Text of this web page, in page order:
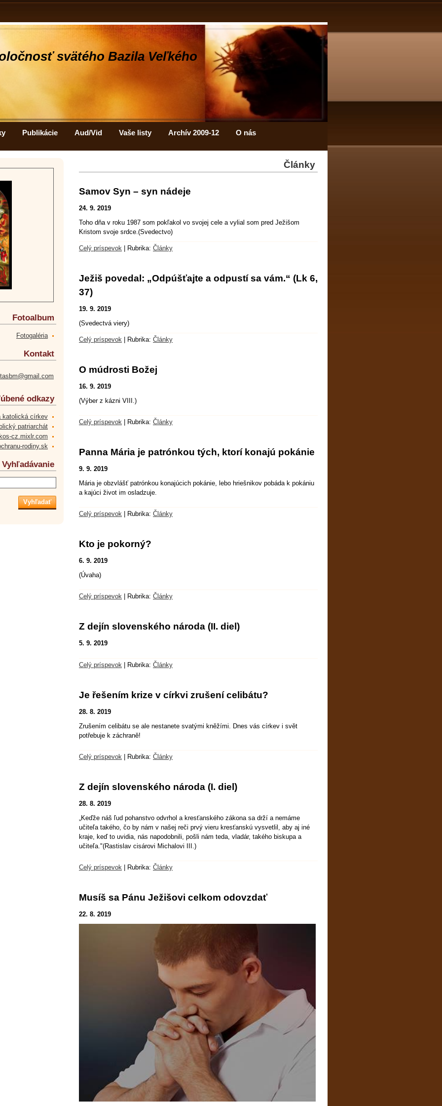
svätého Bazila Veľkého
Publikácie Aud/Vid Vaše listy Archív 2009-12 O nás
Články
Samov Syn – syn nádeje
24. 9. 2019
Toho dňa v roku 1987 som pokľakol vo svojej cele a vylial som pred Ježišom
Kristom svoje srdce.(Svedectvo)
Celý príspevok Rubrika: Články
Ježiš povedal: „Odpúšťajte a odpustí sa vám.“ (Lk 6,
37)
19. 9. 2019
(Svedectvá viery)
Celý príspevok Rubrika: Články
O múdrosti Božej
16. 9. 2019
(Výber z kázni VIII.)
Celý príspevok Rubrika: Články
Panna Mária je patrónkou tých, ktorí konajú pokánie
9. 9. 2019
Mária je obzvlášť patrónkou konajúcich pokánie, lebo hriešnikov pobáda k pokániu
a kajúci život im osladzuje.
Celý príspevok Rubrika: Články
Kto je pokorný?
6. 9. 2019
(Úvaha)
Celý príspevok Rubrika: Články
Z dejín slovenského národa (II. diel)
5. 9. 2019
Celý príspevok Rubrika: Články
Je řešením krize v církvi zrušení celibátu?
28. 8. 2019
Zrušením celibátu se ale nestanete svatými kněžími. Dnes vás církev i svět
potřebuje k záchraně!
Celý príspevok Rubrika: Články
Z dejín slovenského národa (I. diel)
28. 8. 2019
„Keďže náš ľud pohanstvo odvrhol a kresťanského zákona sa drží a nemáme
učiteľa takého, čo by nám v našej reči prvý vieru kresťanskú vysvetlil, aby aj iné
kraje, keď to uvidia, nás napodobnili, pošli nám teda, vladár, takého biskupa a
učiteľa."(Rastislav cisárovi Michalovi III.)
Celý príspevok Rubrika: Články
Musíš sa Pánu Ježišovi celkom odovzdať
22. 8. 2019
Fotoalbum
Fotogaléria
Kontakt
odkazy
katolická církev
patriarchát
cz.mixlr.com
rodiny.sk
Vyhľadávanie